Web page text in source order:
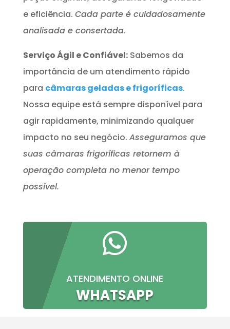
e eficiência. Cada parte é cuidadosamente
analisada e consertada.
Serviço Ágil e Confiável:Sabemos da
importância de um atendimento rápido
para câmaras geladas e frigoríficas.
Nossa equipe está sempre disponível para
agir rapidamente, minimizando qualquer
impacto no seu negócio. Asseguramos que
suas câmaras frigoríficas retornem à
operação completa no menor tempo
possível.

ATENDIMENTO ONLINE
WHATSAPP